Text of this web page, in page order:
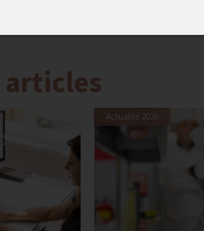
articles
Actualité 2026